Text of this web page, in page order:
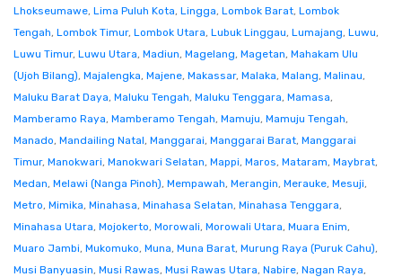
Lhokseumawe, Lima Puluh Kota, Lingga, Lombok Barat, Lombok
Tengah, Lombok Timur, Lombok Utara, Lubuk Linggau, Lumajang, Luwu,
Luwu Timur, Luwu Utara, Madiun, Magelang, Magetan, Mahakam Ulu
(Ujoh Bilang), Majalengka, Majene, Makassar, Malaka, Malang, Malinau,
Maluku Barat Daya, Maluku Tengah, Maluku Tenggara, Mamasa,
Mamberamo Raya, Mamberamo Tengah, Mamuju, Mamuju Tengah,
Manado, Mandailing Natal, Manggarai, Manggarai Barat, Manggarai
Timur, Manokwari, Manokwari Selatan, Mappi, Maros, Mataram, Maybrat,
Medan, Melawi (Nanga Pinoh), Mempawah, Merangin, Merauke, Mesuji,
Metro, Mimika, Minahasa, Minahasa Selatan, Minahasa Tenggara,
Minahasa Utara, Mojokerto, Morowali, Morowali Utara, Muara Enim,
Muaro Jambi, Mukomuko, Muna, Muna Barat, Murung Raya (Puruk Cahu),
Musi Banyuasin, Musi Rawas, Musi Rawas Utara, Nabire, Nagan Raya,